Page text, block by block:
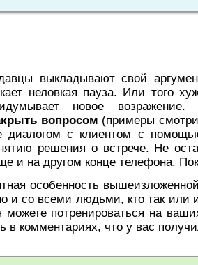
выкладывают свой
неловкая пауза. Или того
новое возражение.
вопросом (примеры
диалогом с клиентом с
решения о встрече. Не
и на другом конце телефона.
особенность
и со всеми людьми, кто так или
можете потренироваться на
в комментариях, что у вас